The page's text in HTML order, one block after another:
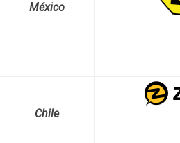
México
Chile